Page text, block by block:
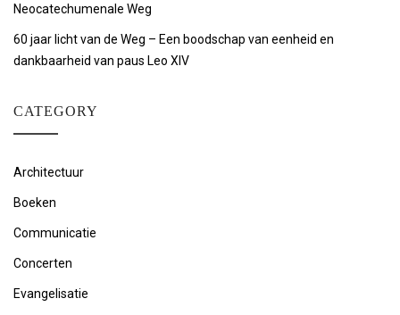
Neocatechumenale Weg
60 jaar licht van de Weg – Een boodschap van eenheid en
dankbaarheid van paus Leo XIV
CATEGORY
Architectuur
Boeken
Communicatie
Concerten
Evangelisatie